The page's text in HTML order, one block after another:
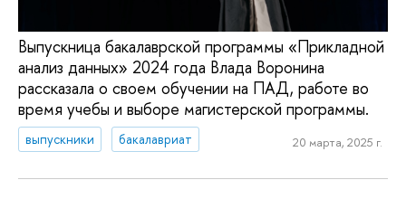
Выпускница бакалаврской программы «Прикладной
анализ данных» 2024 года Влада Воронина
рассказала о своем обучении на ПАД, работе во
время учебы и выборе магистерской программы.
выпускники бакалавриат 20 марта, 2025 г.